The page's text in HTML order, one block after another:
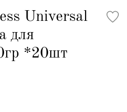
Universal
для
*20шт